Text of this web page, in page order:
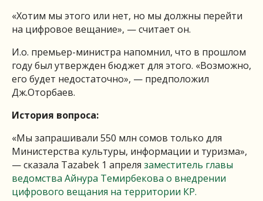
«Хотим мы этого или нет, но мы должны перейти
на цифровое вещание», — считает он.
И.о. премьер-министра напомнил, что в прошлом
году был утвержден бюджет для этого. «Возможно,
его будет недостаточно», — предположил
Дж.Оторбаев.
История вопроса:
«Мы запрашивали 550 млн сомов только для
Министерства культуры, информации и туризма»,
— сказала Tazabek 1 апреля заместитель главы
ведомства Айнура Темирбекова о внедрении
цифрового вещания на территории КР.